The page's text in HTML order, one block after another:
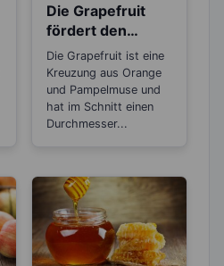
Die Grapefruit
fördert den
Fettabbau in der
Leber
Die Grapefruit ist eine
Kreuzung aus Orange
und Pampelmuse und
hat im Schnitt einen
Durchmesser...